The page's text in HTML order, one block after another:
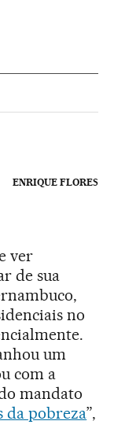
ENRIQUE FLORES
ver
de sua
no
um
com a
mandato
da pobreza”,